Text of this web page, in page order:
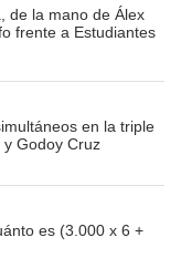
de la mano de Álex
frente a Estudiantes
en la triple
Godoy Cruz
es (3.000 x 6 +